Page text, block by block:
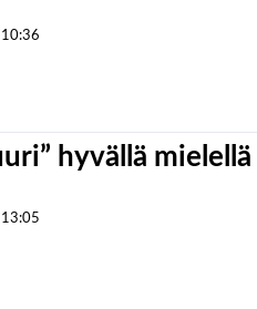
10:36
hyvällä mielellä
13:05